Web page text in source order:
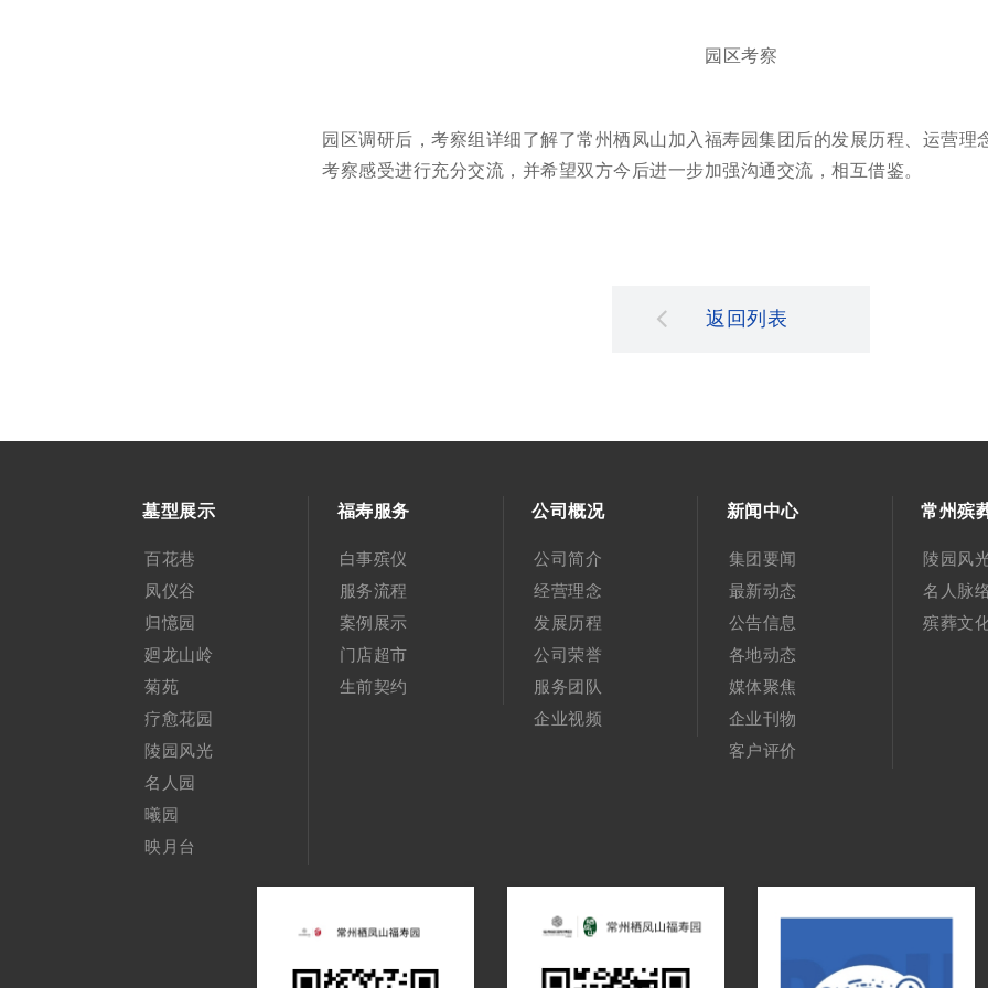
园区考察
园区调研后，考察组详细了解了常州栖凤山加入福寿园集团后的发展历程、运营理
考察感受进行充分交流，并希望双方今后进一步加强沟通交流，相互借鉴。
返回列表
墓型展示
百花巷
凤仪谷
归憶园
廻龙山岭
菊苑
疗愈花园
陵园风光
名人园
曦园
映月台
福寿服务
白事殡仪
服务流程
案例展示
门店超市
生前契约
公司概况
公司简介
经营理念
发展历程
公司荣誉
服务团队
企业视频
新闻中心
集团要闻
最新动态
公告信息
各地动态
媒体聚焦
企业刊物
客户评价
常州殡
陵园风
名人脉
殡葬文